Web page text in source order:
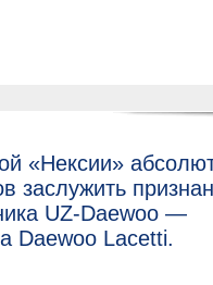
«Нексии»
заслужить
UZ-Daewoo —
Daewoo Lacetti.